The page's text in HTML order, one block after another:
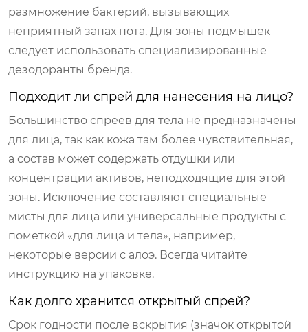
размножение бактерий, вызывающих
неприятный запах пота. Для зоны подмышек
следует использовать специализированные
дезодоранты бренда.
Подходит ли спрей для нанесения на лицо?
Большинство спреев для тела не предназначены
для лица, так как кожа там более чувствительная,
а состав может содержать отдушки или
концентрации активов, неподходящие для этой
зоны. Исключение составляют специальные
мисты для лица или универсальные продукты с
пометкой «для лица и тела», например,
некоторые версии с алоэ. Всегда читайте
инструкцию на упаковке.
Как долго хранится открытый спрей?
Срок годности после вскрытия (значок открытой